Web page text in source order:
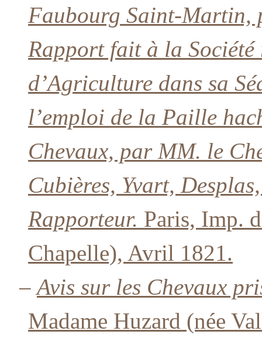
Faubourg Saint-
Rapport fait à la
d’Agriculture dans sa
l’emploi de la Paille
Chevaux, par MM. le
Cubières, Yvart,
Rapporteur. Paris, Imp.
Chapelle), Avril 1821.
–Avis sur les Chevaux
Madame Huzard (née